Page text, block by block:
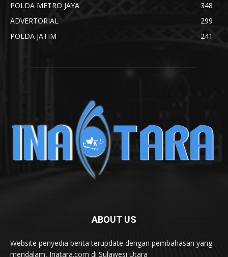
POLDA METRO JAYA
348
ADVERTORIAL
299
POLDA JATIM
241
ABOUT US
Website penyedia berita terupdate dengan pembahasan yang
mendalam, Inatara.com di Sulawesi Utara